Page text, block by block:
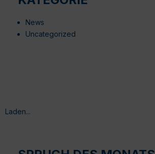
News
Uncategorized
Laden...